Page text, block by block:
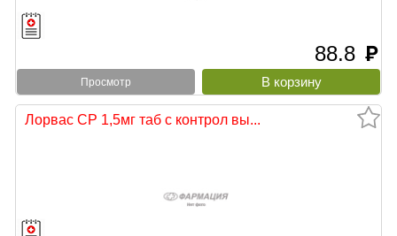
88.8 руб
Просмотр
Лорвас СР 1,5мг таб с контрол вы...